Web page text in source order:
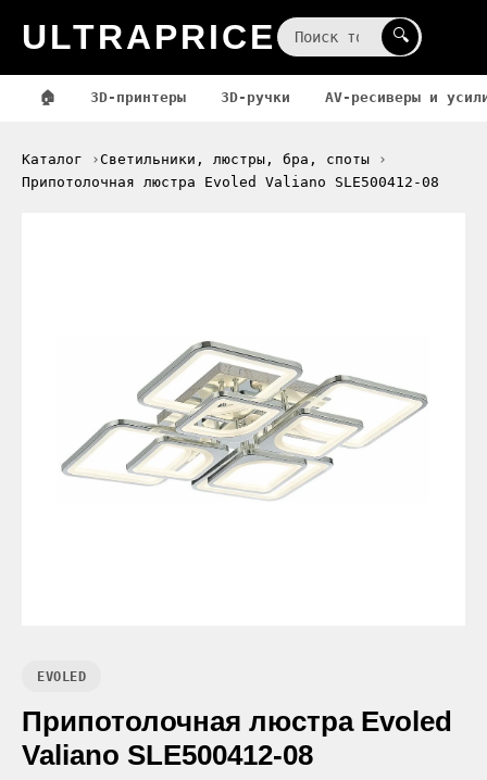
ULTRAPRICE 🔍
🏠 3D-принтеры 3D-ручки AV-ресиверы и
Каталог
Светильники, люстры, бра, споты
Припотолочная люстра Evoled Valiano SLE500412-08
EVOLED
Припотолочная люстра Evoled
Valiano SLE500412-08